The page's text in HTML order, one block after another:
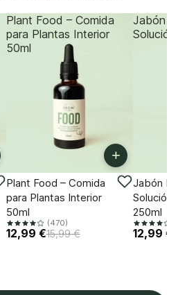
Plant Food – Comida
para Plantas Interior
50ml
-18%
+
Plant Food – Comida
para Plantas Interior
50ml
(470)
12,99 €15,99 €
Jabón
-18%
Jabón
Solución
250ml
12,99 €